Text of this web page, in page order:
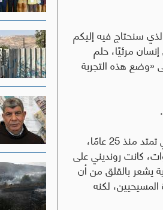
سنحتاج فيه إليكم
مرئيًا، حلم
«وضع هذه التجربة
.
تركّز رؤية فاكاري على التاريخ الطويل للعلاقة بين رونديني والبطريركية اللاتينية، والتي تمتد منذ 25 عامًا،
كانت رونديني على
يشعر بالقلق من أن
لكنه